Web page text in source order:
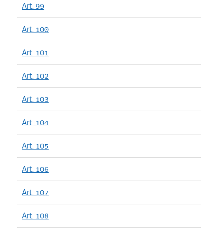
Art. 99
Art. 100
Art. 101
Art. 102
Art. 103
Art. 104
Art. 105
Art. 106
Art. 107
Art. 108